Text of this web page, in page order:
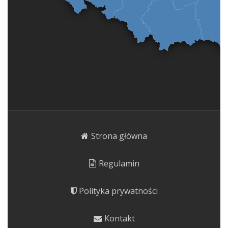
Strona główna
Regulamin
Polityka prywatności
Kontakt